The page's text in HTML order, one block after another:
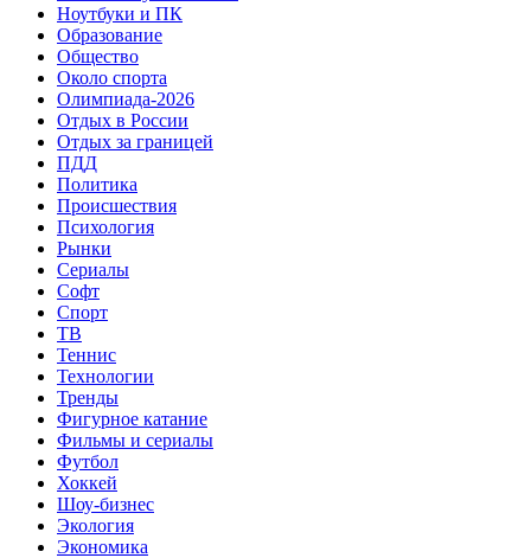
Ноутбуки и ПК
Образование
Общество
Около спорта
Олимпиада-2026
Отдых в России
Отдых за границей
ПДД
Политика
Происшествия
Психология
Рынки
Сериалы
Софт
Спорт
ТВ
Теннис
Технологии
Тренды
Фигурное катание
Фильмы и сериалы
Футбол
Хоккей
Шоу-бизнес
Экология
Экономика